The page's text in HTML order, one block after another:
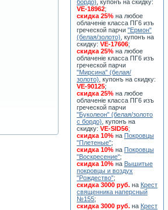
бордо) , купонъ на скидку:
VE-18962;
скидка 25% на любое
облаченiе класса ПГ6 изъ
греческой парчи "Ермон"
(белая/золото) , купонъ на
скидку: VE-17606;
скидка 25% на любое
облаченiе класса ПГ6 изъ
греческой парчи
"Мирсина" (белая/
золото) , купонъ на скидку:
VE-90125;
скидка 25% на любое
облаченiе класса ПГ6 изъ
греческой парчи
"Буколеон" (белая/золото
с бордо) , купонъ на
скидку: VE-SID56;
скидка 10% на Покровцы
"Плетеные";
скидка 10% на Покровцы
"Воскресение";
скидка 10% на Вышитые
покровцы и воздух
"Рождество";
скидка 3000 руб. на Крест
священника наперсный
№155;
скидка 3000 руб. на Крест